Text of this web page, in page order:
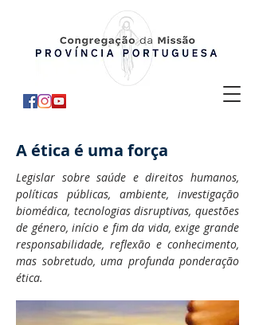
A ética é uma força
Legislar sobre saúde e direitos humanos,
políticas públicas, ambiente, investigação
biomédica, tecnologias disruptivas, questões
de género, início e fim da vida, exige grande
responsabilidade, reflexão e conhecimento,
mas sobretudo, uma profunda ponderação
ética.